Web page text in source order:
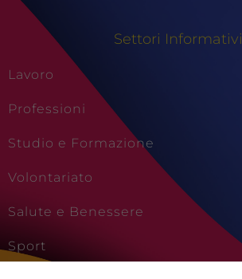
Settori Informativi
Lavoro
Professioni
Studio e Formazione
Volontariato
Salute e Benessere
Sport